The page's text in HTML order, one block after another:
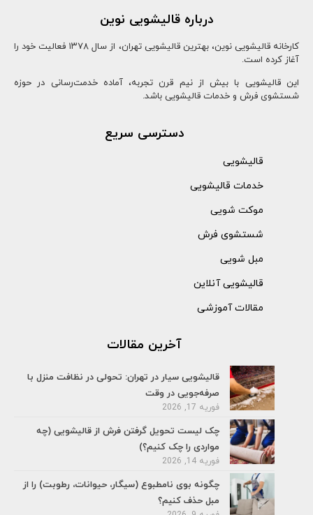
درباره قالیشویی نوین
کارخانه قالیشویی نوین، بهترین قالیشویی تهران، از سال ۱۳78 فعالیت خود را
آغاز کرده است.
این قالیشویی با بیش از نیم قرن تجربه، آماده خدمت‌رسانی در حوزه
شستشوی فرش و خدمات قالیشویی باشد.
دسترسی سریع
قالیشویی
خدمات قالیشویی
موکت شویی
شستشوی فرش
مبل شویی
قالیشویی آنلاین
مقالات آموزشی
آخرین مقالات
قالیشویی سیار در تهران: تحولی در نظافت منزل با
صرفه‌جویی در وقت
فوریه 17, 2026
چک لیست تحویل گرفتن فرش از قالیشویی (چه
مواردی را چک کنیم؟)
فوریه 14, 2026
چگونه بوی نامطبوع (سیگار، حیوانات، رطوبت) را از
مبل حذف کنیم؟